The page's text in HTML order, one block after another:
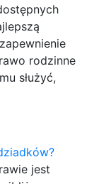
rodzinne
służyć,
jest